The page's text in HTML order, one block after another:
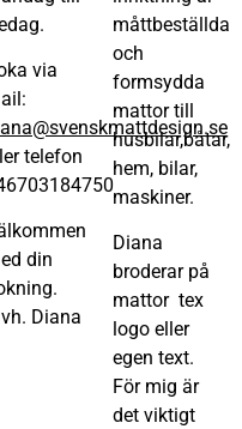
via
telefon
din
Diana
måttbeställda
och
formsydda
mattor till
husbilar,båtar,
hem, bilar,
maskiner.
Diana
broderar på
mattor tex
logo eller
egen text.
För mig är
det viktigt